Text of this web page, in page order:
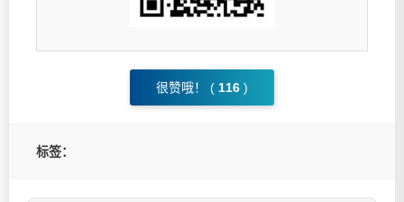
很赞哦！ ( 116 )
标签：